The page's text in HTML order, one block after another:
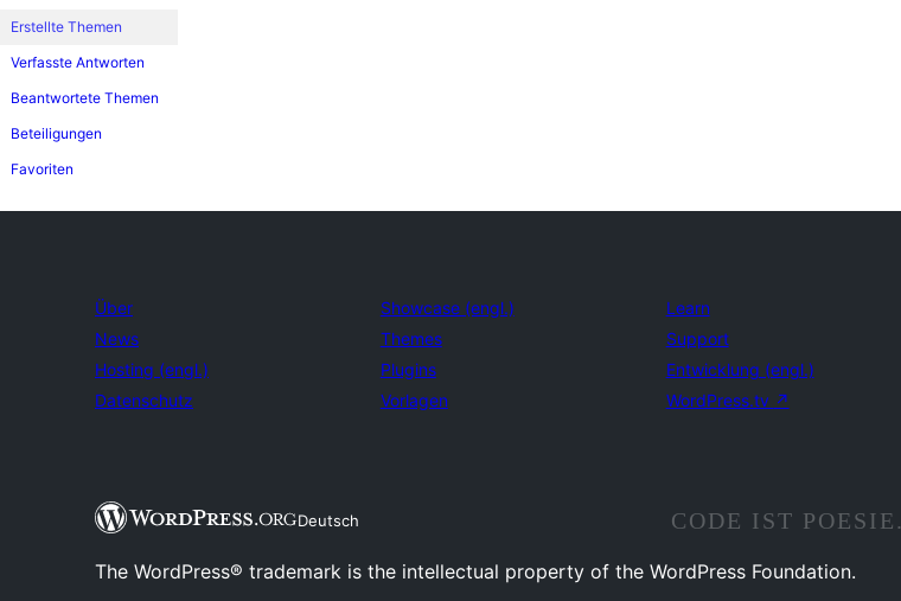
Erstellte Themen
Verfasste Antworten
Beantwortete Themen
Beteiligungen
Favoriten
Über
News
Hosting (engl.)
Datenschutz
Showcase (engl.)
Themes
Plugins
Vorlagen
Learn
Support
Entwicklung (engl.)
WordPress.tv ↗
Deutsch CODE IST POESIE.
The WordPress® trademark is the intellectual property of the WordPress Foundation.